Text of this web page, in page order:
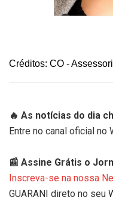
Créditos: CO -
🔥 As notícias do dia
Entre no canal oficial no
📰 Assine Grátis o
Inscreva-se na nossa
GUARANI direto no seu